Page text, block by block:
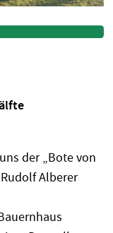
der „Bote von
Alberer